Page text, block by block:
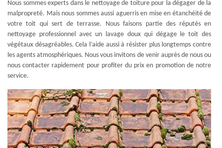
Nous sommes experts dans le nettoyage de toiture pour la dégager de la
malpropreté. Mais nous sommes aussi aguerris en mise en étanchéité de
votre toit qui sert de terrasse. Nous faisons partie des réputés en
nettoyage professionnel avec un lavage doux qui dégage le toit des
végétaux désagréables. Cela l’aide aussi à résister plus longtemps contre
les agents atmosphériques. Nous vous invitons de venir auprès de nous ou
nous contacter rapidement pour profiter du prix en promotion de notre
service.